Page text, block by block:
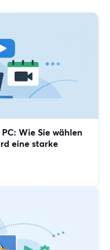
Wie Sie wählen
eine starke